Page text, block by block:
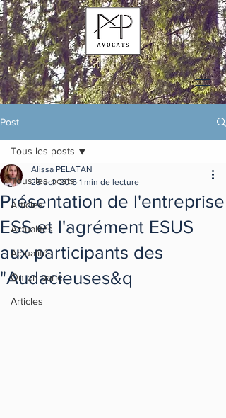
Post
Tous les posts
Articles
Actualités
Actualités
On en parle
Articles
Tous les posts
Présentation de l'entreprise
ESS et l'agrément ESUS
aux participants des
"Audacieuses&q
Alissa PELATAN
29 oct. 2016 1 min de lecture